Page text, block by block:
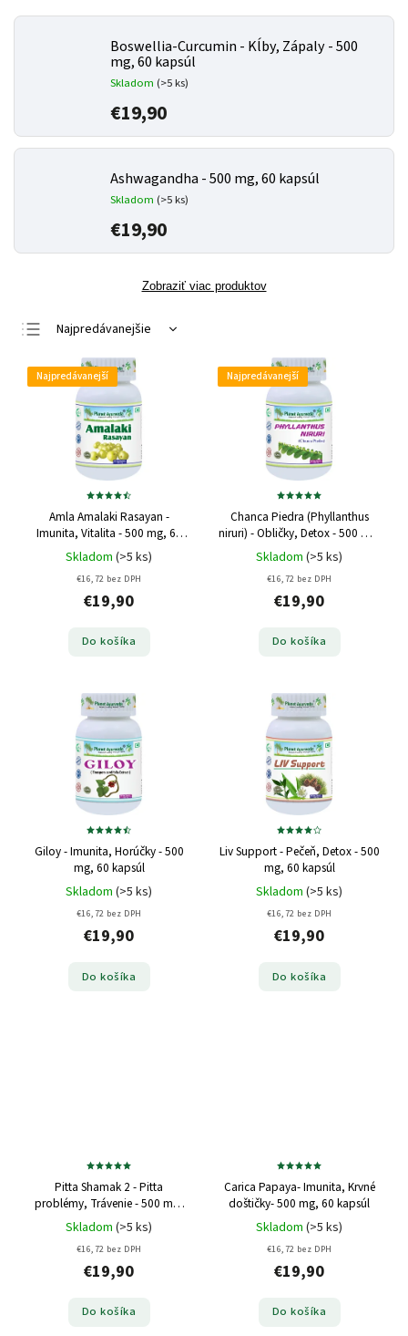
Boswellia-Curcumin - Kĺby, Zápaly - 500
mg, 60 kapsúl
Skladom (>5 ks)
€19,90
Ashwagandha - 500 mg, 60 kapsúl
Skladom (>5 ks)
€19,90
Zobraziť viac produktov
Najpredávanejšie
Najlacnejšie
Najdrahšie
Abecedne
Najpredávanejší
Amla Amalaki Rasayan -
Imunita, Vitalita - 500 mg, 60
kapsúl
Skladom (>5 ks)
€16,72 bez DPH
€19,90
Do košíka
Najpredávanejší
Chanca Piedra (Phyllanthus
niruri) - Obličky, Detox - 500 mg,
60 kapsúl
Skladom (>5 ks)
€16,72 bez DPH
€19,90
Do košíka
Giloy - Imunita, Horúčky - 500
mg, 60 kapsúl
Skladom (>5 ks)
€16,72 bez DPH
€19,90
Do košíka
Liv Support - Pečeň, Detox - 500
mg, 60 kapsúl
Skladom (>5 ks)
€16,72 bez DPH
€19,90
Do košíka
Pitta Shamak 2 - Pitta
problémy, Trávenie - 500 mg,
60 kapsúl
Skladom (>5 ks)
€16,72 bez DPH
€19,90
Do košíka
Carica Papaya- Imunita, Krvné
doštičky- 500 mg, 60 kapsúl
Skladom (>5 ks)
€16,72 bez DPH
€19,90
Do košíka